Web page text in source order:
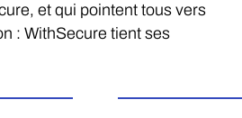
et qui pointent tous vers
: WithSecure tient ses